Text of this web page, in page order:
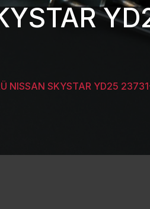
NISSAN SKYSTAR YD25